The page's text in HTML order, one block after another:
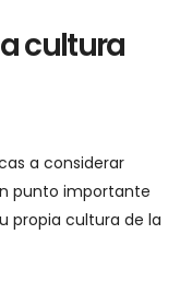
cultura
a considerar
punto importante
propia cultura de la